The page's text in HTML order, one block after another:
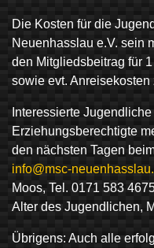
Die Kosten für die
Neuenhasslau e.V. sein
den Mitgliedsbeitrag für
sowie evt. Anreisekosten
Interessierte
Erziehungsberechtigte
den nächsten Tagen
info@msc-
Moos, Tel. 0171 583
Alter des Jugendlichen,
Übrigens: Auch alle